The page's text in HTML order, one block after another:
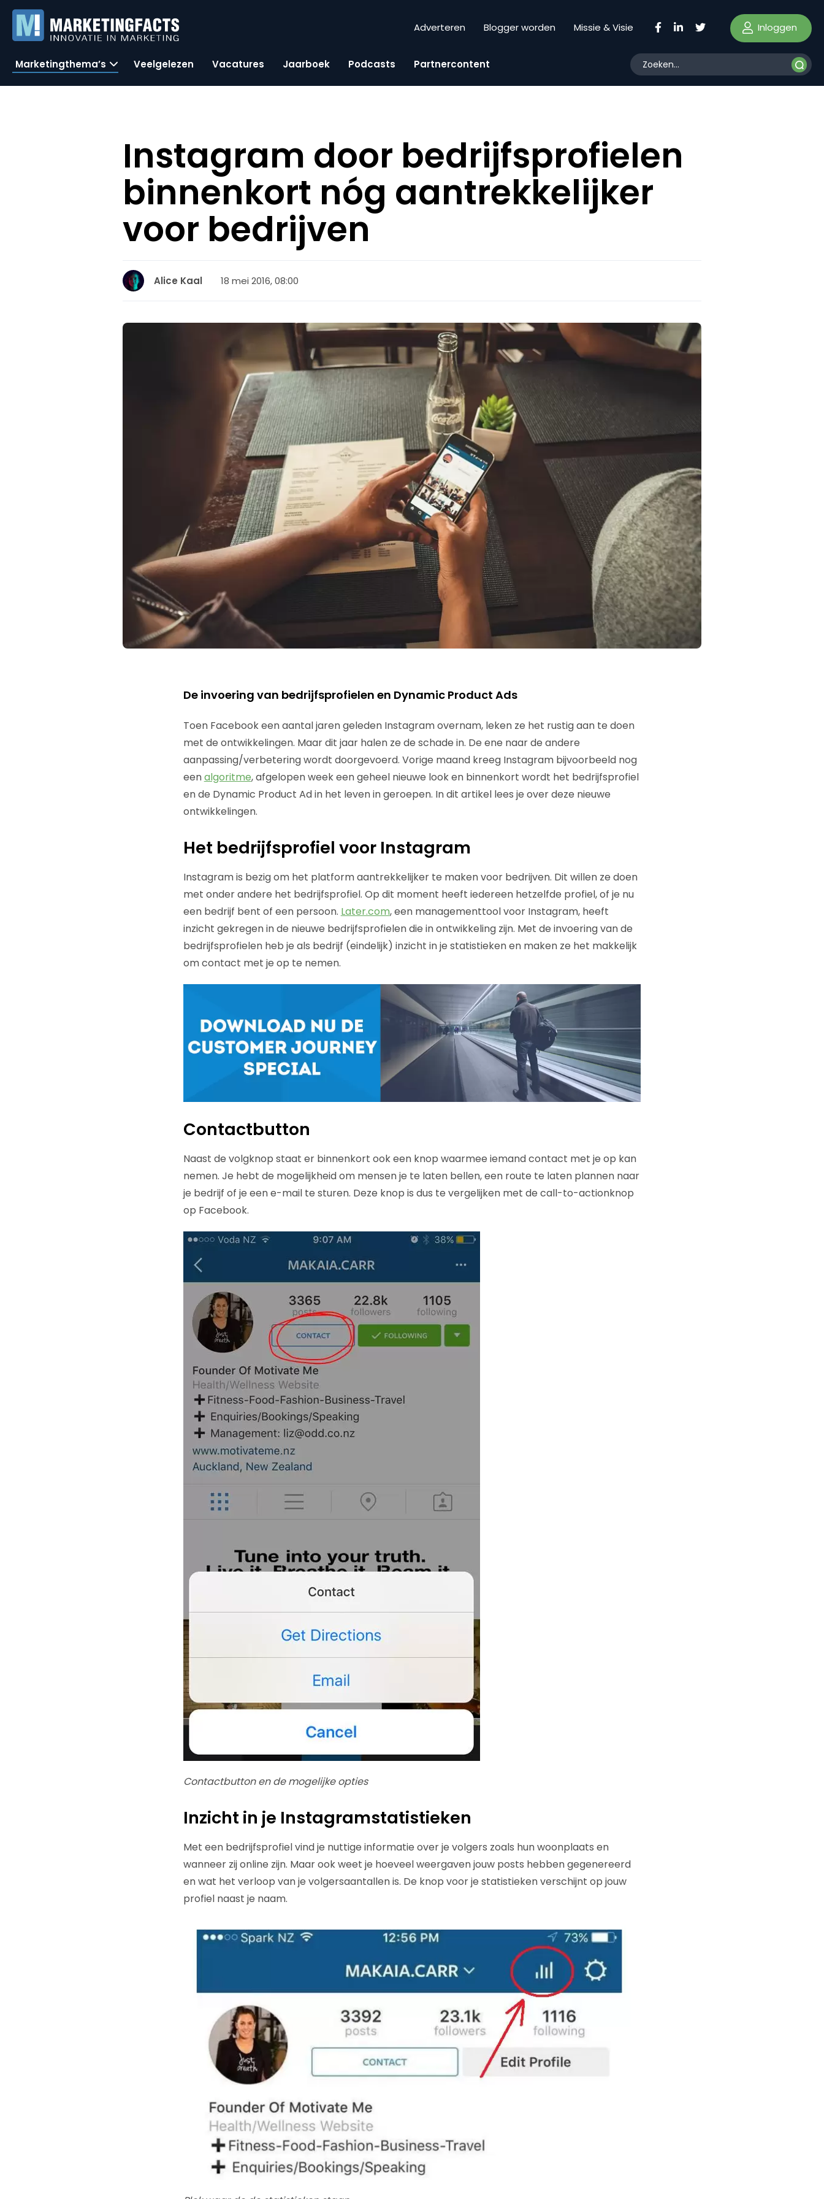
Adverteren Blogger worden Missie & Visie Inloggen
Marketingthema’s Veelgelezen Vacatures Jaarboek Podcasts Partnercontent
Instagram door bedrijfsprofielen
binnenkort nóg aantrekkelijker
voor bedrijven
Alice Kaal 18 mei 2016, 08:00
De invoering van bedrijfsprofielen en Dynamic Product Ads
Toen Facebook een aantal jaren geleden Instagram overnam, leken ze het rustig aan te doen
met de ontwikkelingen. Maar dit jaar halen ze de schade in. De ene naar de andere
aanpassing/verbetering wordt doorgevoerd. Vorige maand kreeg Instagram bijvoorbeeld nog
eenalgoritme, afgelopen week een geheel nieuwe look en binnenkort wordt het bedrijfsprofiel
en de Dynamic Product Ad in het leven in geroepen. In dit artikel lees je over deze nieuwe
ontwikkelingen.
Het bedrijfsprofiel voor Instagram
Instagram is bezig om het platform aantrekkelijker te maken voor bedrijven. Dit willen ze doen
met onder andere het bedrijfsprofiel. Op dit moment heeft iedereen hetzelfde profiel, of je nu
een bedrijf bent of een persoon. Later.com, een managementtool voor Instagram, heeft
inzicht gekregen in de nieuwe bedrijfsprofielen die in ontwikkeling zijn. Met de invoering van de
bedrijfsprofielen heb je als bedrijf (eindelijk) inzicht in je statistieken en maken ze het makkelijk
om contact met je op te nemen.
Contactbutton
Naast de volgknop staat er binnenkort ook een knop waarmee iemand contact met je op kan
nemen. Je hebt de mogelijkheid om mensen je te laten bellen, een route te laten plannen naar
je bedrijf of je een e-mail te sturen. Deze knop is dus te vergelijken met de call-to-actionknop
op Facebook.
Contactbutton en de mogelijke opties
Inzicht in je Instagramstatistieken
Met een bedrijfsprofiel vind je nuttige informatie over je volgers zoals hun woonplaats en
wanneer zij online zijn. Maar ook weet je hoeveel weergaven jouw posts hebben gegenereerd
en wat het verloop van je volgersaantallen is. De knop voor je statistieken verschijnt op jouw
profiel naast je naam.